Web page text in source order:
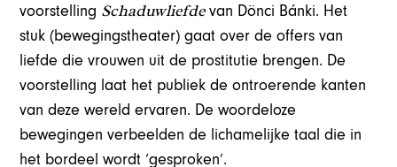
voorstelling Schaduwliefdevan Dönci Bánki. Het
stuk (bewegingstheater) gaat over de offers van
liefde die vrouwen uit de prostitutie brengen. De
voorstelling laat het publiek de ontroerende kanten
van deze wereld ervaren. De woordeloze
bewegingen verbeelden de lichamelijke taal die in
het bordeel wordt ‘gesproken’.